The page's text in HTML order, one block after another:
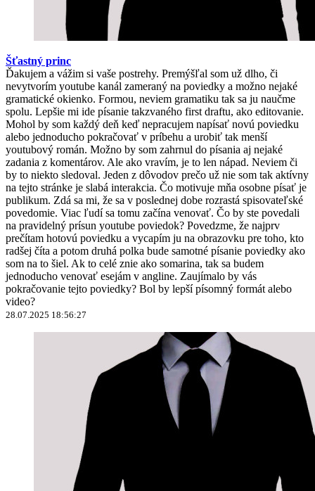
Šťastný princ
Ďakujem a vážim si vaše postrehy. Premýšľal som už dlho, či
nevytvorím youtube kanál zameraný na poviedky a možno nejaké
gramatické okienko. Formou, neviem gramatiku tak sa ju naučme
spolu. Lepšie mi ide písanie takzvaného first draftu, ako editovanie.
Mohol by som každý deň keď nepracujem napísať novú poviedku
alebo jednoducho pokračovať v príbehu a urobiť tak menší
youtubový román. Možno by som zahrnul do písania aj nejaké
zadania z komentárov. Ale ako vravím, je to len nápad. Neviem či
by to niekto sledoval. Jeden z dôvodov prečo už nie som tak aktívny
na tejto stránke je slabá interakcia. Čo motivuje mňa osobne písať je
publikum. Zdá sa mi, že sa v poslednej dobe rozrastá spisovateľské
povedomie. Viac ľudí sa tomu začína venovať. Čo by ste povedali
na pravidelný prísun youtube poviedok? Povedzme, že najprv
prečítam hotovú poviedku a vycapím ju na obrazovku pre toho, kto
radšej číta a potom druhá polka bude samotné písanie poviedky ako
som na to šiel. Ak to celé znie ako somarina, tak sa budem
jednoducho venovať esejám v angline. Zaujímalo by vás
pokračovanie tejto poviedky? Bol by lepší písomný formát alebo
video?
28.07.2025 18:56:27